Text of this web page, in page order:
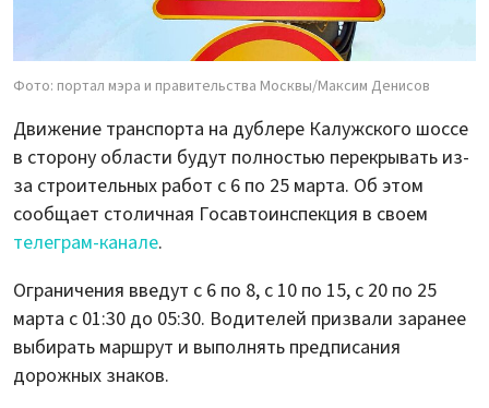
Фото: портал мэра и правительства Москвы/Максим Денисов
Движение транспорта на дублере Калужского шоссе
в сторону области будут полностью перекрывать из-
за строительных работ с 6 по 25 марта. Об этом
сообщает столичная Госавтоинспекция в своем
телеграм-канале.
Ограничения введут с 6 по 8, с 10 по 15, с 20 по 25
марта с 01:30 до 05:30. Водителей призвали заранее
выбирать маршрут и выполнять предписания
дорожных знаков.